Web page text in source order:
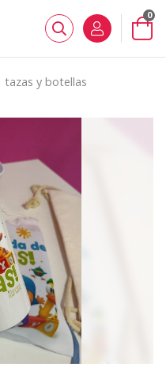
Buscar
0
tazas y botellas